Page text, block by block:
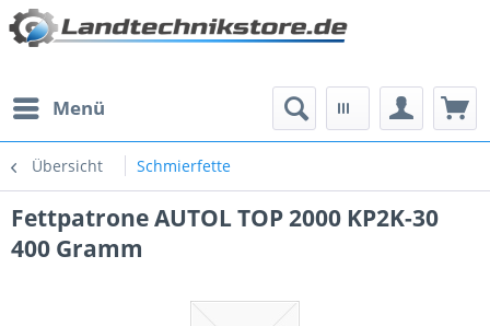
Menü
Übersicht Schmierfette
Fettpatrone AUTOL TOP 2000 KP2K-30
400 Gramm